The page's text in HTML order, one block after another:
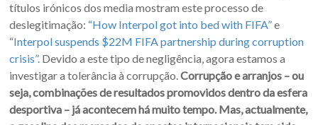
títulos irónicos dos media mostram este processo de
deslegitimação: “How Interpol got into bed with FIFA”e
“Interpol suspends $22M FIFA partnership during corruption
crisis”. Devido a este tipo de negligência, agora estamos a
investigar a tolerância à corrupção.Corrupção e arranjos – ou
seja, combinações de resultados promovidos dentro da esfera
desportiva – já acontecem há muito tempo. Mas, actualmente,